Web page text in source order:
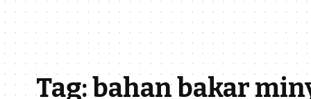
Tag:bahan bakar